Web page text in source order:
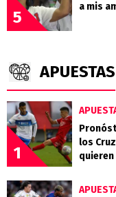
5
a mis
APUESTAS
1
los